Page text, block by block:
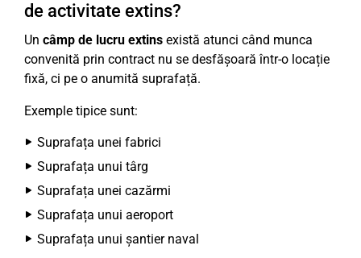
de activitate extins?
Un câmp de lucru extins există atunci când munca
convenită prin contract nu se desfășoară într-o locație
fixă, ci pe o anumită suprafață.
Exemple tipice sunt:
Suprafața unei fabrici
Suprafața unui târg
Suprafața unei cazărmi
Suprafața unui aeroport
Suprafața unui șantier naval